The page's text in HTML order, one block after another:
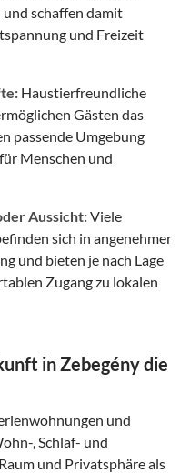
schaffen damit
und Freizeit
Haustierfreundliche
Gästen das
passende Umgebung
Menschen und
Aussicht:Viele
sich in angenehmer
und bieten je nach Lage
Zugang zu lokalen
in Zebegény die
und
, Schlaf- und
und Privatsphäre als